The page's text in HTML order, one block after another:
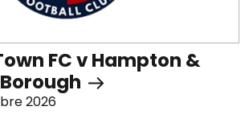
FC v Hampton &
2026